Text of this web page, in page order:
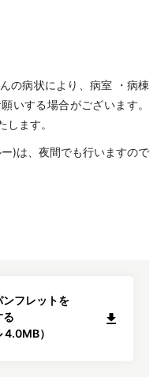
の病状により、病室 ・病棟
いする場合がございます。
ます。
)は、夜間でも行いますので
ンフレットを
る
4.0MB）